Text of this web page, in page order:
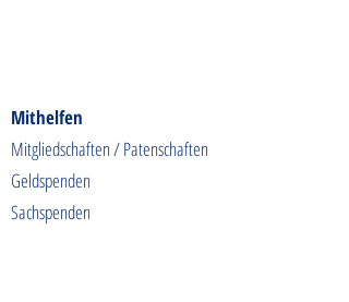
Mithelfen
Mitgliedschaften / Patenschaften
Geldspenden
Sachspenden